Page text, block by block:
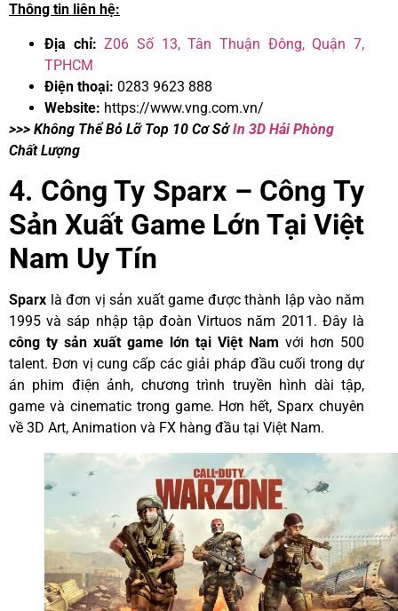
Thông tin liên hệ:
Địa chỉ:Z06 Số 13, Tân Thuận Đông, Quận 7,
TPHCM
Điện thoại: 0283 9623 888
Website: https://www.vng.com.vn/
>>> Không Thể Bỏ Lỡ Top 10 Cơ SởIn 3D Hải Phòng
Chất Lượng
4. Công Ty Sparx – Công Ty
Sản Xuất Game Lớn Tại Việt
Nam Uy Tín
Sparx là đơn vị sản xuất game được thành lập vào năm
1995 và sáp nhập tập đoàn Virtuos năm 2011. Đây là
công ty sản xuất game lớn tại Việt Nam với hơn 500
talent. Đơn vị cung cấp các giải pháp đầu cuối trong dự
án phim điện ảnh, chương trình truyền hình dài tập,
game và cinematic trong game. Hơn hết, Sparx chuyên
về 3D Art, Animation và FX hàng đầu tại Việt Nam.